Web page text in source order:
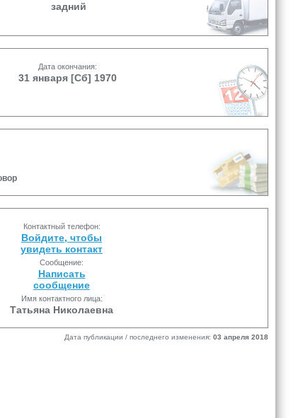
задний
Дата окончания:
31 января [Сб] 1970
Контактный телефон:
Войдите, чтобы
увидеть контакт
Сообщение:
Написать
сообщение
Имя контактного лица:
Татьяна Николаевна
Дата публикации / последнего изменения: 03 апреля 2018